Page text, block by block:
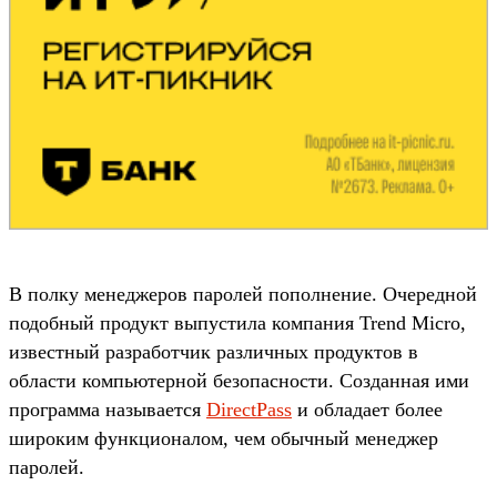
В полку менеджеров паролей пополнение. Очередной
подобный продукт выпустила компания Trend Micro,
известный разработчик различных продуктов в
области компьютерной безопасности. Созданная ими
программа называется DirectPass и обладает более
широким функционалом, чем обычный менеджер
паролей.